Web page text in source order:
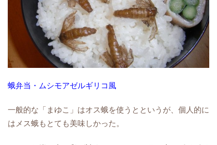
蛾弁当・ムシモアゼルギリコ風
一般的な「まゆこ」はオス蛾を使うとというが、個人的に
はメス蛾もとても美味しかった。